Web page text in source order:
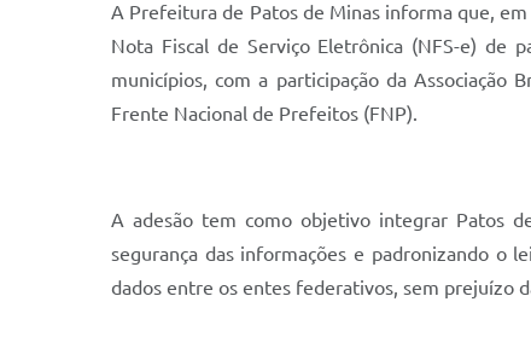
A Prefeitura de Patos de Minas informa que,
Nota Fiscal de Serviço Eletrônica (NFS-e) de
municípios, com a participação da Associação
Frente Nacional de Prefeitos (FNP).
A adesão tem como objetivo integrar Patos
segurança das informações e padronizando o
dados entre os entes federativos, sem prejuízo